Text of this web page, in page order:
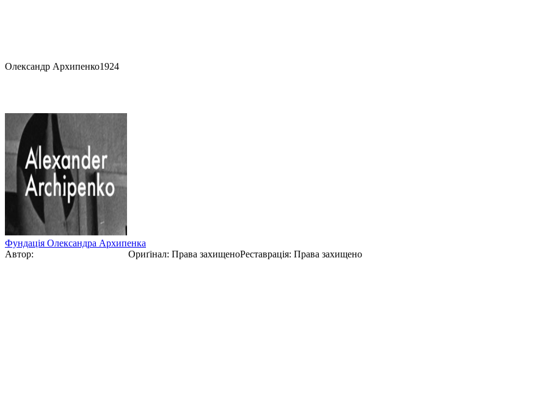
Олександр Архипенко1924
Фундація Олександра Архипенка
Автор:
Ориґінал: Права захищеноРеставрація: Права захищено